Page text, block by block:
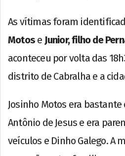
As vítimas foram
Motos e Junior, filho de
aconteceu por volta das
distrito de Cabralha e a
Josinho Motos era
Antônio de Jesus e era
veículos e Dinho Galego. A